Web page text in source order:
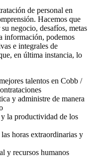
de personal en
Hacemos que
negocio, desafíos, metas
información, podemos
e integrales de
en última instancia, lo
talentos en Cobb /
y administre de manera
la productividad de los
horas extraordinarias y
y recursos humanos